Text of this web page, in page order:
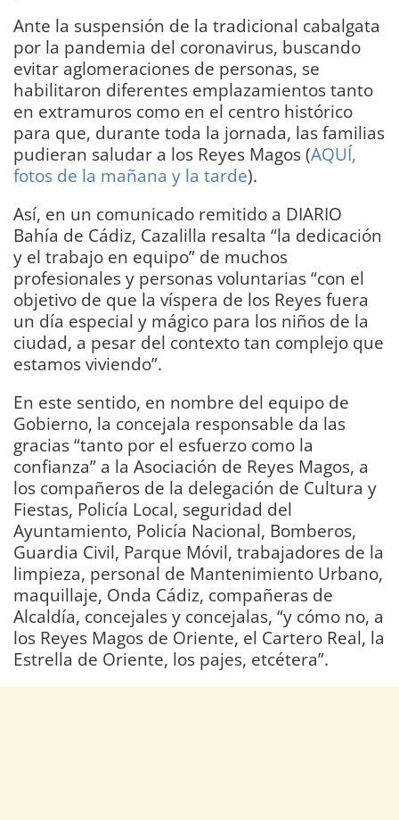
Ante la suspensión de la tradicional cabalgata
por la pandemia del coronavirus, buscando
evitar aglomeraciones de personas, se
habilitaron diferentes emplazamientos tanto
en extramuros como en el centro histórico
para que, durante toda la jornada, las familias
pudieran saludar a los Reyes Magos (AQUÍ,
fotos de la mañana y la tarde).
Así, en un comunicado remitido a DIARIO
Bahía de Cádiz, Cazalilla resalta “la dedicación
y el trabajo en equipo” de muchos
profesionales y personas voluntarias “con el
objetivo de que la víspera de los Reyes fuera
un día especial y mágico para los niños de la
ciudad, a pesar del contexto tan complejo que
estamos viviendo”.
En este sentido, en nombre del equipo de
Gobierno, la concejala responsable da las
gracias “tanto por el esfuerzo como la
confianza” a la Asociación de Reyes Magos, a
los compañeros de la delegación de Cultura y
Fiestas, Policía Local, seguridad del
Ayuntamiento, Policía Nacional, Bomberos,
Guardia Civil, Parque Móvil, trabajadores de la
limpieza, personal de Mantenimiento Urbano,
maquillaje, Onda Cádiz, compañeras de
Alcaldía, concejales y concejalas, “y cómo no, a
los Reyes Magos de Oriente, el Cartero Real, la
Estrella de Oriente, los pajes, etcétera”.